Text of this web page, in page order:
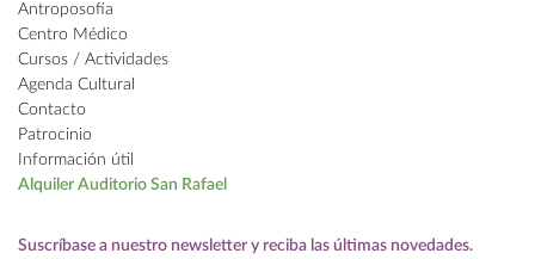
Antroposofía
Centro Médico
Cursos / Actividades
Agenda Cultural
Contacto
Patrocinio
Información útil
Alquiler Auditorio San Rafael
Suscríbase a nuestro newsletter y reciba las últimas novedades.